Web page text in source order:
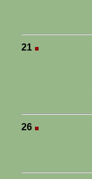
21
26